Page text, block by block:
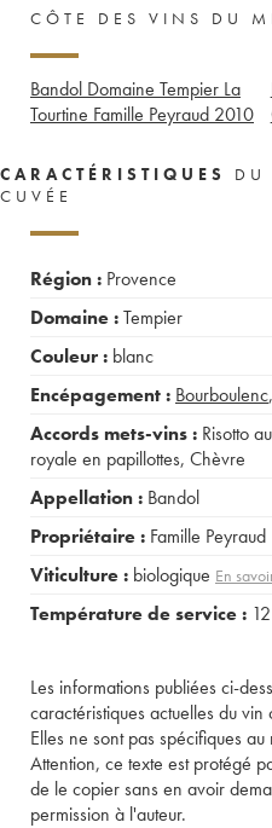
CÔTE DES VINS DU
Bandol Domaine Tempier La
Tourtine Famille Peyraud 2010
CARACTÉRISTIQUES
CUVÉE
Région : Provence
Domaine :Tempier
Couleur : blanc
Encépagement : Bourboulenc,
Accords mets-vins : Risotto
royale en papillottes, Chèvre
Appellation : Bandol
Propriétaire : Famille Peyraud
Viticulture : biologique En
Température de service :
Les informations publiées ci-
caractéristiques actuelles du vin
Elles ne sont pas spécifiques au
Attention, ce texte est protégé
de le copier sans en avoir
permission à l'auteur.